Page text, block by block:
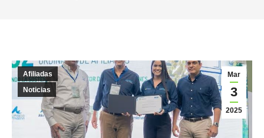
Mar
3
2025
Afiliadas
Noticias